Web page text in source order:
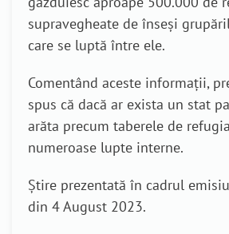
supravegheate de înseși
care se luptă între ele.
Comentând aceste informații,
spus că dacă ar exista un stat
arăta precum taberele de
numeroase lupte interne.
Știre prezentată în cadrul
din 4 August 2023.